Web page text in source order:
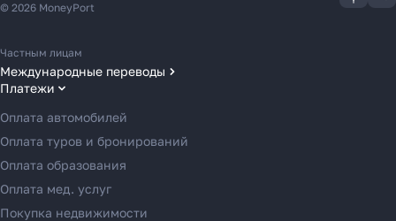
© 2026 MoneyPort
Частным лицам
Международные переводы
Переводы в США
Переводы в ОАЭ
Переводы в Европу
Переводы в Азию
Переводы в Россию
Переводы в Австрию
Платежи
Оплата автомобилей
Оплата туров и бронирований
Оплата образования
Оплата мед. услуг
Покупка недвижимости